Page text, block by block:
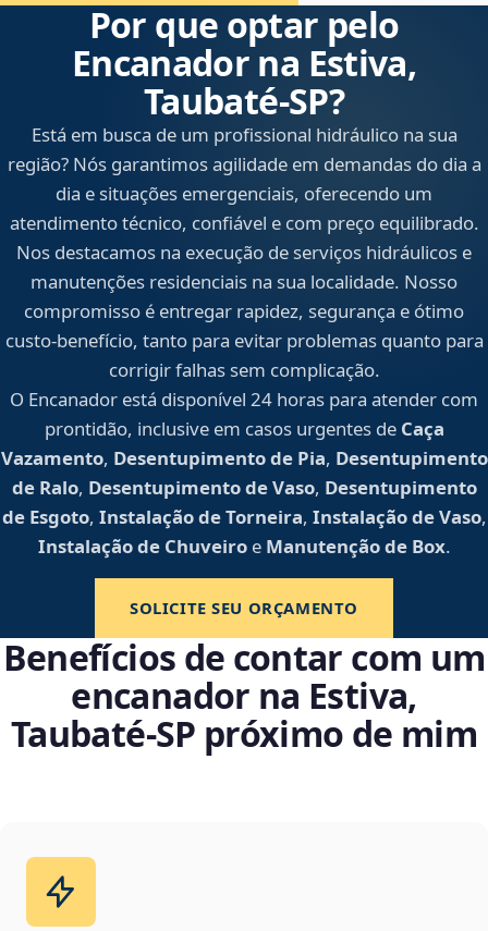
Por que optar pelo
Encanador na Estiva,
Taubaté‑SP?
Está em busca de um profissional hidráulico na sua
região? Nós garantimos agilidade em demandas do dia a
dia e situações emergenciais, oferecendo um
atendimento técnico, confiável e com preço equilibrado.
Nos destacamos na execução de serviços hidráulicos e
manutenções residenciais na sua localidade. Nosso
compromisso é entregar rapidez, segurança e ótimo
custo-benefício, tanto para evitar problemas quanto para
corrigir falhas sem complicação.
O Encanador está disponível 24 horas para atender com
prontidão, inclusive em casos urgentes de Caça
Vazamento, Desentupimento de Pia, Desentupimento
de Ralo, Desentupimento de Vaso, Desentupimento
de Esgoto, Instalação de Torneira, Instalação de Vaso,
Instalação de Chuveiroe Manutenção de Box.
SOLICITE SEU ORÇAMENTO
Benefícios de contar com um
encanador na Estiva,
Taubaté‑SP próximo de mim